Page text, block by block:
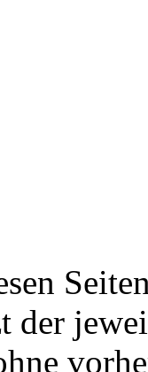
der